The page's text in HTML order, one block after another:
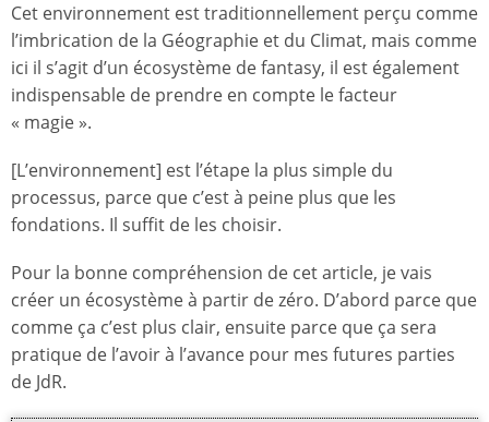
Cet environnement est traditionnellement perçu comme
l’imbrication de la Géographie et du Climat, mais comme
ici il s’agit d’un écosystème de fantasy, il est également
indispensable de prendre en compte le facteur
« magie ».
[L’environnement] est l’étape la plus simple du
processus, parce que c’est à peine plus que les
fondations. Il suffit de les choisir.
Pour la bonne compréhension de cet article, je vais
créer un écosystème à partir de zéro. D’abord parce que
comme ça c’est plus clair, ensuite parce que ça sera
pratique de l’avoir à l’avance pour mes futures parties
de JdR.